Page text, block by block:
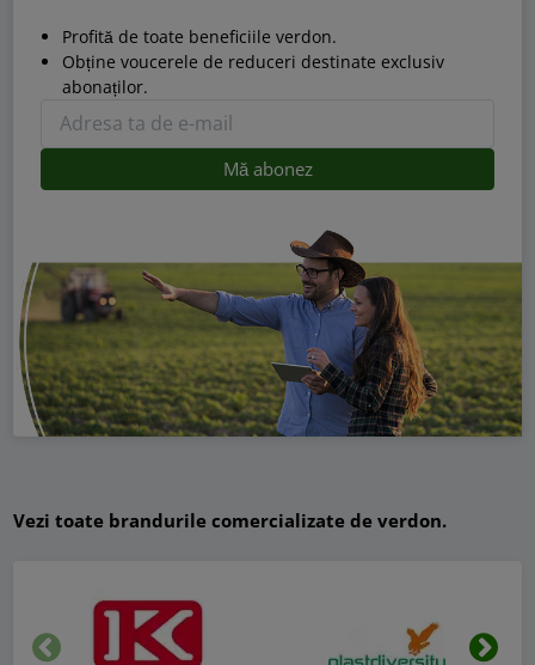
Profită de toate beneficiile verdon.
Obține voucerele de reduceri destinate exclusiv
abonaților.
Vezi toate brandurile comercializate de verdon.